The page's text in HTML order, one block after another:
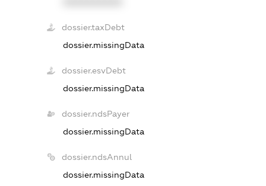
dossier.taxDebt
dossier.missingData
dossier.esvDebt
dossier.missingData
dossier.ndsPayer
dossier.missingData
dossier.ndsAnnul
dossier.missingData